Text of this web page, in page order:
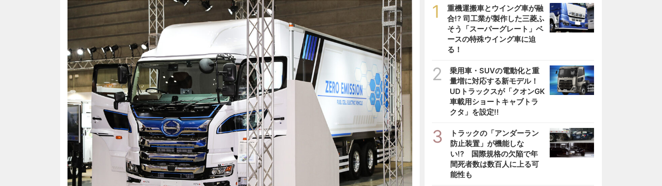
1
重機運搬車とウイング車が融
合!? 司工業が製作した三菱ふ
そう「スーパーグレート」ベ
ースの特殊ウイング車に迫
る！
2
乗用車・SUVの電動化と重
量増に対応する新モデル！
UDトラックスが「クオンGK
車載用ショートキャブトラ
クタ」を設定!!
3
トラックの「アンダーラン
防止装置」が機能しな
い!? 国際規格の欠陥で年
間死者数は数百人に上る可
能性も